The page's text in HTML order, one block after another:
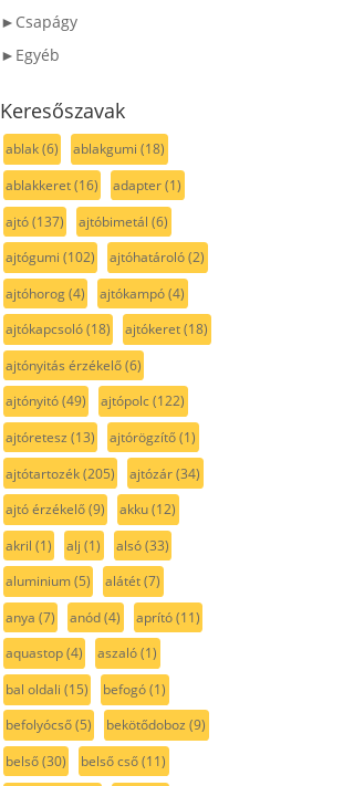
►Csapágy
►Egyéb
Keresőszavak
ablak(6) ablakgumi (18)
ablakkeret(16) adapter(1)
ajtó(137) ajtóbimetál (6)
ajtógumi (102) ajtóhatároló(2)
ajtóhorog(4) ajtókampó(4)
ajtókapcsoló(18) ajtókeret(18)
ajtónyitás érzékelő(6)
ajtónyitó(49) ajtópolc(122)
ajtóretesz (13) ajtórögzítő(1)
ajtótartozék(205) ajtózár(34)
ajtó érzékelő(9) akku(12)
akril (1) alj (1) alsó(33)
aluminium(5) alátét(7)
anya (7) anód(4) aprító(11)
aquastop(4) aszaló(1)
bal oldali (15) befogó(1)
befolyócső(5) bekötődoboz (9)
belső(30) belső cső(11)